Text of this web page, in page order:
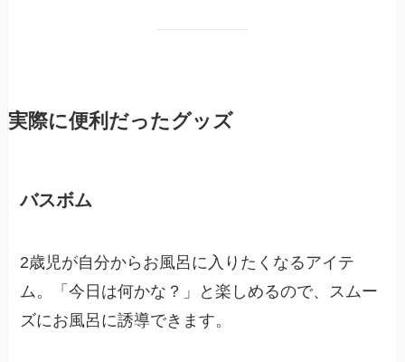
実際に便利だったグッズ
バスボム
2歳児が自分からお風呂に入りたくなるアイテ
ム。「今日は何かな？」と楽しめるので、スムー
ズにお風呂に誘導できます。